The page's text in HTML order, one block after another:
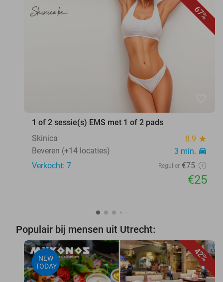
67%
1 of 2 sessie(s) EMS met 1 of 2 pads
Skinica
8.9 star
Beveren (+14 locaties) 3 min. directions_car
Verkocht: 7 Regulier €75
€25
Populair bij mensen uit Utrecht:
42%
NEW
TODAY